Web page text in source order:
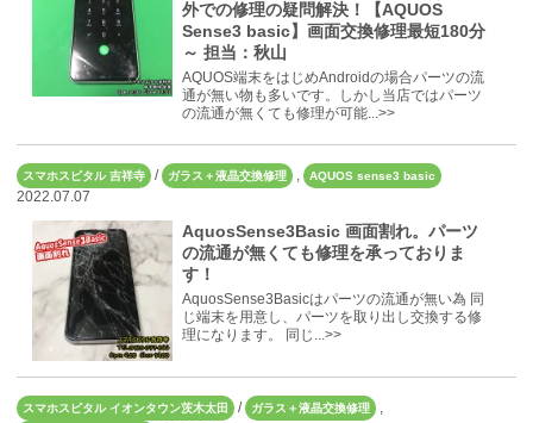
外での修理の疑問解決！【AQUOS
Sense3 basic】画面交換修理最短180分
～ 担当：秋山
AQUOS端末をはじめAndroidの場合パーツの流
通が無い物も多いです。しかし当店ではパーツ
の流通が無くても修理が可能...>>
スマホスピタル 吉祥寺 / ガラス＋液晶交換修理 , AQUOS sense3 basic
2022.07.07
AquosSense3Basic 画面割れ。パーツ
の流通が無くても修理を承っておりま
す！
AquosSense3Basicはパーツの流通が無い為 同
じ端末を用意し、パーツを取り出し交換する修
理になります。 同じ...>>
スマホスピタル イオンタウン茨木太田 / ガラス＋液晶交換修理 ,